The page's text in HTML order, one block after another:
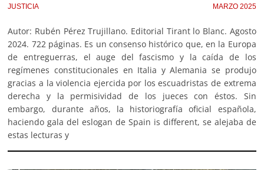
JUSTICIA MARZO 2025
Autor: Rubén Pérez Trujillano. Editorial Tirant lo Blanc. Agosto
2024. 722 páginas. Es un consenso histórico que, en la Europa
de entreguerras, el auge del fascismo y la caída de los
regímenes constitucionales en Italia y Alemania se produjo
gracias a la violencia ejercida por los escuadristas de extrema
derecha y la permisividad de los jueces con éstos. Sin
embargo, durante años, la historiografía oficial española,
haciendo gala del eslogan de Spain is different, se alejaba de
estas lecturas y